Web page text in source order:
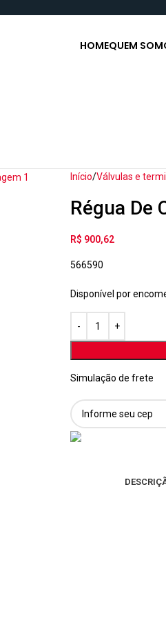
HOMEQUEM
Início Válvulas e
Régua De
R$ 900,62
566590
Disponível por
Simulação de frete